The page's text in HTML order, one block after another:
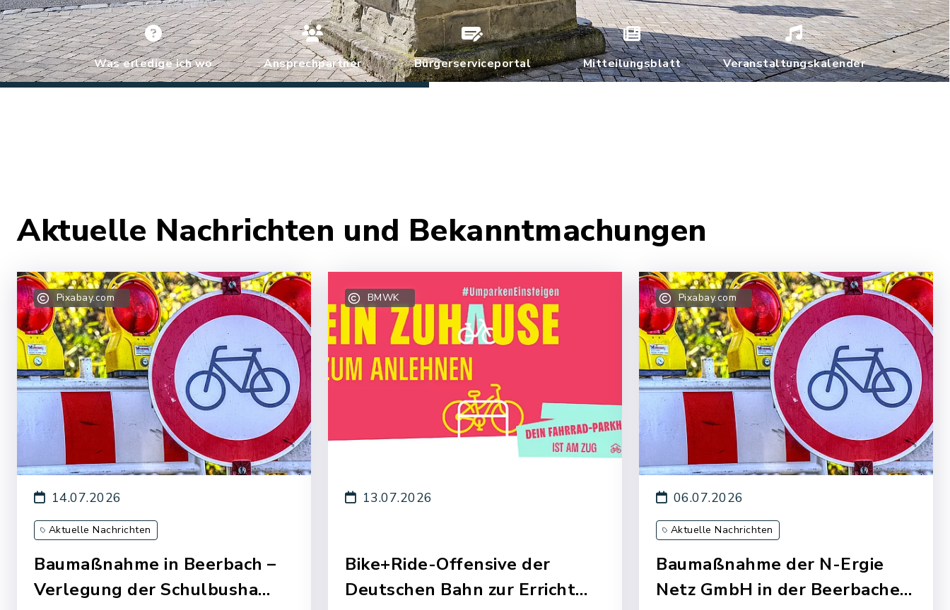
Was erledige ich wo Ansprechpartner Bürgerserviceportal Mitteilungsblatt Veranstaltungskalender
Aktuelle Nachrichten und Bekanntmachungen
Baumaßnahme in Beerbach –
Verlegung der Schulbusha…
14.07.2026
Aktuelle Nachrichten
Pixabay.com
Bike+Ride-Offensive der
Deutschen Bahn zur Erricht…
13.07.2026
BMWK
Baumaßnahme der N-Ergie
Netz GmbH in der Beerbache…
06.07.2026
Aktuelle Nachrichten
Pixabay.com